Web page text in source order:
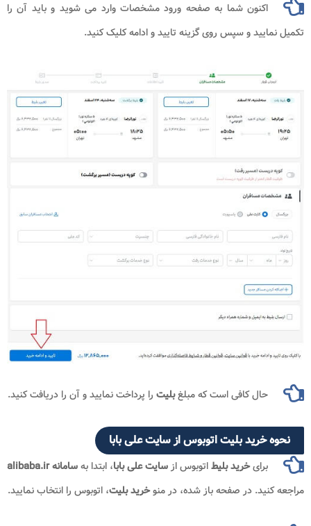
اکنون شما به صفحه ورود مشخصات وارد می شوید و باید آن را
و سپس روی گزینه تایید و ادامه کلیک کنید.
حال کافی است که مبلغبلیترا پرداخت نمایید و آن را دریافت کنید.
بلیت اتوبوس از سایت علی بابا
برایخرید بلیطاتوبوس ازسایت علی بابا، ابتدا بهسامانه alibaba.ir
در صفحه باز شده، در منوخرید بلیت، اتوبوس را انتخاب نمایید.